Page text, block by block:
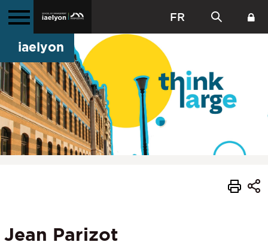
FR
iaelyon
Jean Parizot